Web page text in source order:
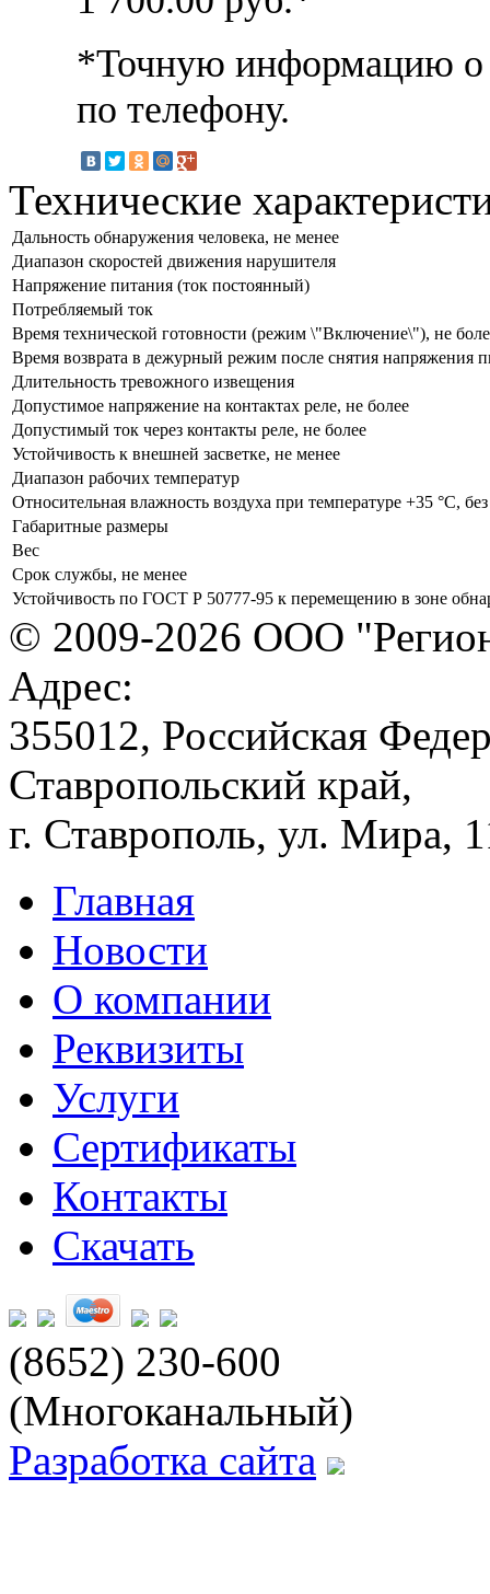
*Точную информацию о
по телефону.
Технические
Дальность обнаружения человека, не менее
Диапазон скоростей движения нарушителя
Напряжение питания (ток постоянный)
Потребляемый ток
Время технической готовности (режим \"Включение\"), не
Время возврата в дежурный режим после снятия напряжения
Длительность тревожного извещения
Допустимое напряжение на контактах реле, не более
Допустимый ток через контакты реле, не более
Устойчивость к внешней засветке, не менее
Диапазон рабочих температур
Относительная влажность воздуха при температуре +35 °С,
Габаритные размеры
Вес
Срок службы, не менее
Устойчивость по ГОСТ Р 50777-95 к перемещению в зоне
© 2009-2026 ООО
Адрес:
355012, Российская
Ставропольский край,
г. Ставрополь, ул. Мира,
Главная
Новости
О компании
Реквизиты
Услуги
Сертификаты
Контакты
Скачать
(8652) 230-600
(Многоканальный)
Разработка сайта